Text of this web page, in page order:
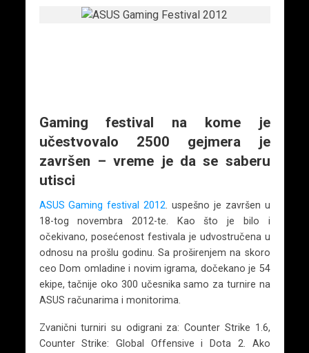
Gaming festival na kome je
učestvovalo 2500 gejmera je
završen – vreme je da se saberu
utisci
ASUS Gaming festival 2012 . uspešno je završen u
18-tog novembra 2012-te. Kao što je bilo i
očekivano, posećenost festivala je udvostručena u
odnosu na prošlu godinu. Sa proširenjem na skoro
ceo Dom omladine i novim igrama, dočekano je 54
ekipe, tačnije oko 300 učesnika samo za turnire na
ASUS računarima i monitorima.
Zvanični turniri su odigrani za: Counter Strike 1.6,
Counter Strike: Global Offensive i Dota 2. Ako